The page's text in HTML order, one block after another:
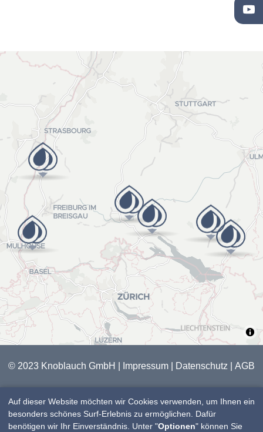
AREALPFLEGE
FUSO TRUCKS
MERCEDES-BENZ
© 2023 Knoblauch GmbH | Impressum Datenschutz AGB
Auf dieser Website möchten wir Cookies verwenden, um Ihnen ein
besonders schönes Surf-Erlebnis zu ermöglichen. Dafür
benötigen wir Ihr Einverständnis. Unter "Optionen" können Sie